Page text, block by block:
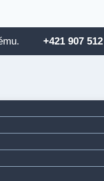
+421 907 512